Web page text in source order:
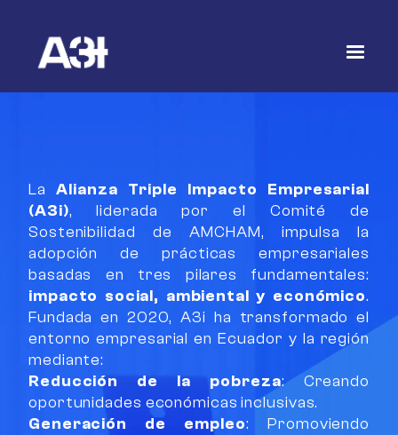
¿Qué es A3i?
LaAlianza Triple Impacto Empresarial
(A3i), liderada por el Comité de
Sostenibilidad de AMCHAM, impulsa la
adopción de prácticas empresariales
basadas en tres pilares fundamentales:
impacto social, ambiental y económico.
Fundada en 2020, A3i ha transformado el
entorno empresarial en Ecuador y la región
mediante:
Reducción de la pobreza: Creando
oportunidades económicas inclusivas.
Generación de empleo: Promoviendo